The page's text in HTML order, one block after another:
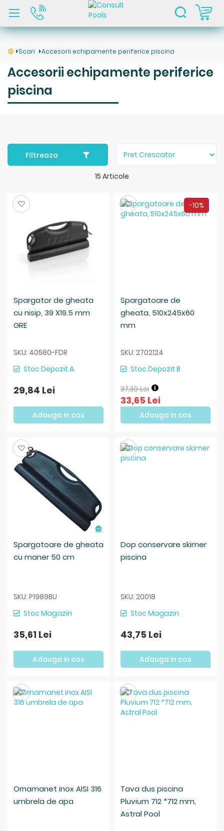
Scari Accesorii echipamente periferice piscina
Accesorii echipamente periferice
piscina
15 Articole
Spargator de gheata
cu nisip, 39 X19.5 mm
GRE
SKU: 40580-FDR
Stoc Depozit A
29,84 Lei
Adauga in cos
Salveaza
Spargatoare de
gheata, 510x245x60
mm
SKU: 2702124
-10%
Stoc Depozit B
37,39 Lei
33,65 Lei
Adauga in cos
Salveaza
Spargatoare de gheata
cu maner 50 cm
SKU: P1989BU
Stoc Magazin
35,61 Lei
Adauga in cos
Salveaza
Dop conservare skimer
piscina
SKU: 20018
Stoc Magazin
43,75 Lei
Adauga in cos
Salveaza
Ornamanet inox AISI 316
umbrela de apa
Salveaza
Tava dus piscina
Pluvium 712 *712 mm,
Astral Pool
Salveaza
FIltreaza